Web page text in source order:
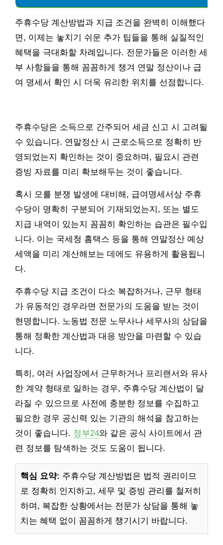
주휴수당 계산방법과 지급 조건을 완벽히 이해했다
면, 이제는 놓치기 쉬운 추가 팁들을 통해 실질적인
혜택을 극대화할 차례입니다. 전문가들은 이러한 세
부 사항들을 통해 꼼꼼하게 챙겨 연말 정산이나 급
여 명세서 확인 시 더욱 유리한 위치를 선점합니다.
주휴수당은 소득으로 간주되어 세금 신고 시 고려될
수 있습니다. 연말정산 시 근로소득으로 정확히 반
영되었는지 확인하는 것이 중요하며, 필요시 관련
증빙 자료를 미리 확보해두는 것이 좋습니다.
혹시 모를 분쟁 발생에 대비해, 급여명세서상 주휴
수당이 명확히 구분되어 기재되었는지, 또는 별도
지급 내역이 있는지 꼼꼼히 확인하는 습관은 필수입
니다. 이는 국세청 홈택스 등을 통해 연말정산 예상
세액을 미리 계산해보는 데에도 유용하게 활용됩니
다.
주휴수당 지급 조건이 다소 복잡하거나, 근무 형태
가 유동적인 경우라면 전문가의 도움을 받는 것이
현명합니다. 노동법 전문 노무사나 세무사의 상담을
통해 정확한 계산법과 대응 방안을 마련할 수 있습
니다.
특히, 여러 사업장에서 근무하거나 프리랜서와 유사
한 계약 형태로 일하는 경우, 주휴수당 계산법이 달
라질 수 있으므로 사전에 충분한 정보를 수집하고
필요한 경우 공신력 있는 기관의 해석을 참고하는
것이 좋습니다. 정부24와 같은 공식 사이트에서 관
련 정보를 탐색하는 것도 도움이 됩니다.
핵심 요약: 주휴수당 계산방법은 법적 권리이므
로 정확히 인지하고, 세무 및 증빙 관리를 철저히
하며, 복잡한 상황에서는 전문가 상담을 통해 놓
치는 혜택 없이 꼼꼼하게 챙기시기 바랍니다.